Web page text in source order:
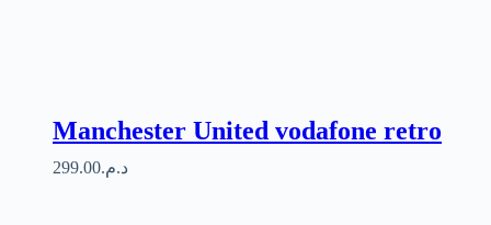
Manchester United vodafone retro
د.م.299.00